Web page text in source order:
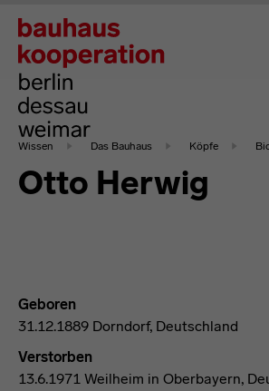
Wissen Das Bauhaus Köpfe
Otto Herwig
Geboren
31.12.1889 Dorndorf, Deutschland
Verstorben
13.6.1971 Weilheim in Oberbayern,